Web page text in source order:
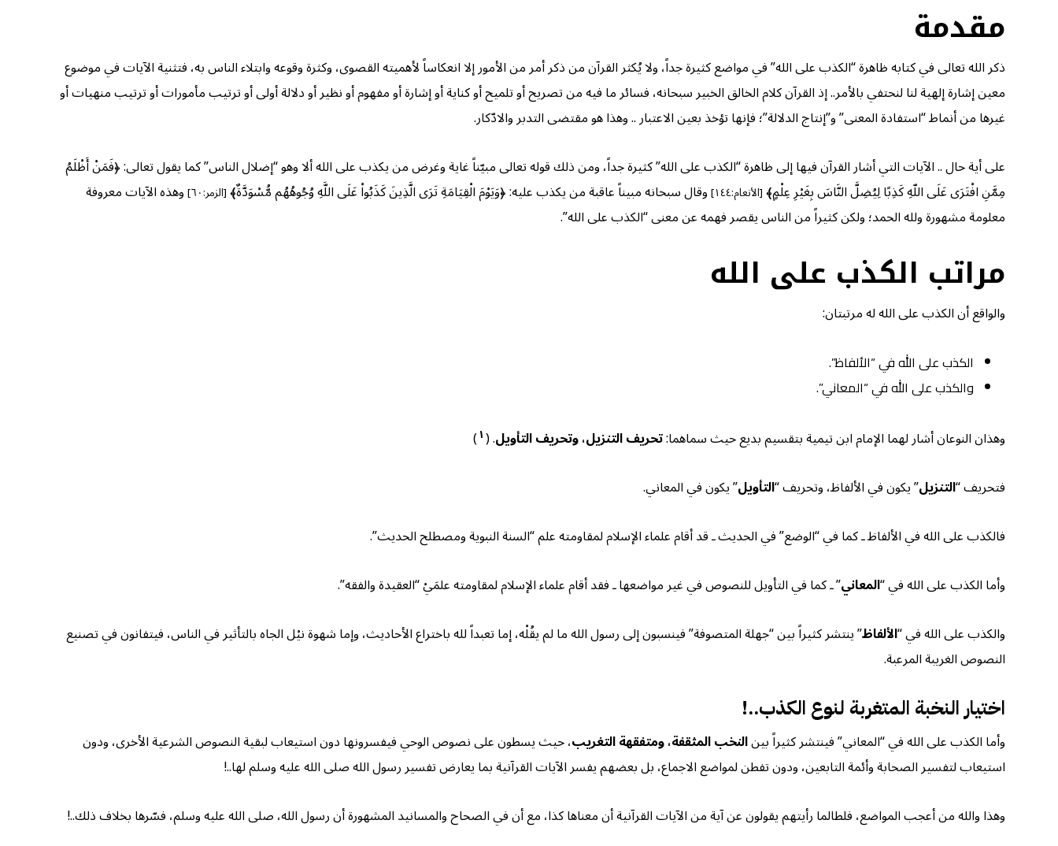
مقدمة
ذكر الله تعالى في كتابه ظاهرة “الكذب على الله” في مواضع كثيرة جداً، ولا يُكثر القرآن من ذكر أمر من الأمور إلا انعكاساً لأهميته القصوى، وكثرة وقوعه وابتلاء الناس به، فتثنية الآيات في موضوع
معين إشارة إلهية لنا لنحتفي بالأمر.. إذ القرآن كلام الخالق الخبير سبحانه، فسائر ما فيه من تصريح أو تلميح أو كناية أو إشارة أو مفهوم أو نظير أو دلالة أولى أو ترتيب مأمورات أو ترتيب منهيات أو
غيرها من أنماط “استفادة المعنى” و”إنتاج الدلالة”؛ فإنها تؤخذ بعين الاعتبار .. وهذا هو مقتضى التدبر والادّكار.
على أية حال .. الآيات التي أشار القرآن فيها إلى ظاهرة “الكذب على الله” كثيرة جداً، ومن ذلك قوله تعالى مبيّناً غاية وغرض من يكذب على الله ألا وهو “إضلال الناس” كما يقول تعالى: ﴿فَمَنْ أَظْلَمُ
مِمَّنِ افْتَرَى عَلَى اللّهِ كَذِبًا لِيُضِلَّ النَّاسَ بِغَيْرِ عِلْمٍ﴾[الأنعام:١٤٤] وقال سبحانه مبيناً عاقبة من يكذب عليه: ﴿وَيَوْمَ الْقِيَامَةِ تَرَى الَّذِينَ كَذَبُواْ عَلَى اللَّهِ وُجُوهُهُم مُّسْوَدَّةٌ﴾[الزمر:٦٠]
وهذه الآيات معروفة
معلومة مشهورة ولله الحمد؛ ولكن كثيراً من الناس يقصر فهمه عن معنى “الكذب على الله”.
مراتب الكذب على الله
والواقع أن الكذب على الله له مرتبتان:
الكذب على الله في “الألفاظ”.
والكذب على الله في “المعاني”.
وهذان النوعان أشار لهما الإمام ابن تيمية بتقسيم بديع حيث سماهما:تحريف التنزيل، وتحريف التأويل. (١)
فتحريف “التنزيل” يكون في الألفاظ، وتحريف “التأويل” يكون في المعاني.
فالكذب على الله في الألفاظ ـ كما في “الوضع” في الحديث ـ قد أقام علماء الإسلام لمقاومته علم “السنة النبوية ومصطلح الحديث”.
وأما الكذب على الله في “المعاني” ـ كما في التأويل للنصوص في غير مواضعها ـ فقد أقام علماء الإسلام لمقاومته علمَيْ “العقيدة والفقه”.
والكذب على الله في “الألفاظ” ينتشر كثيراً بين “جهلة المتصوفة” فينسبون إلى رسول الله ما لم يقُلْه، إما تعبداً لله باختراع الأحاديث، وإما شهوة نيْل الجاه بالتأثير في الناس، فيتفانون في تصنيع
النصوص الغريبة المرعبة.
اختيار النخبة المتغربة لنوع الكذب..!
وأما الكذب على الله في “المعاني” فينتشر كثيراً بينالنخب المثقفة، ومتفقهة التغريب، حيث يسطون على نصوص الوحي فيفسرونها دون استيعاب لبقية النصوص الشرعية الأخرى، ودون
استيعاب لتفسير الصحابة وأئمة التابعين، ودون تفطن لمواضع الاجماع، بل بعضهم يفسر الآيات القرآنية بما يعارض تفسير رسول الله صلى الله عليه وسلم لها..!
وهذا والله من أعجب المواضع، فلطالما رأيتهم يقولون عن آية من الآيات القرآنية أن معناها كذا، مع أن في الصحاح والمسانيد المشهورة أن رسول الله، صلى الله عليه وسلم، فسّرها بخلاف ذلك..!